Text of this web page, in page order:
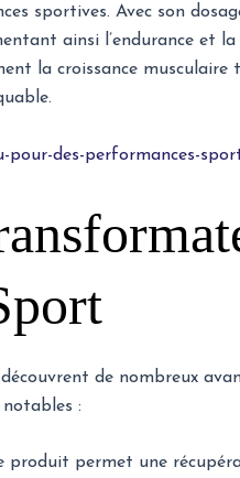
sportives. Avec son
ainsi l’endurance et
la croissance
des-performances-
de nombreux
:
produit permet une